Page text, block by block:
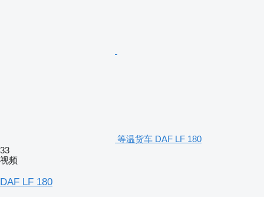
等温货车 DAF LF 180
33
视频
DAF LF 180